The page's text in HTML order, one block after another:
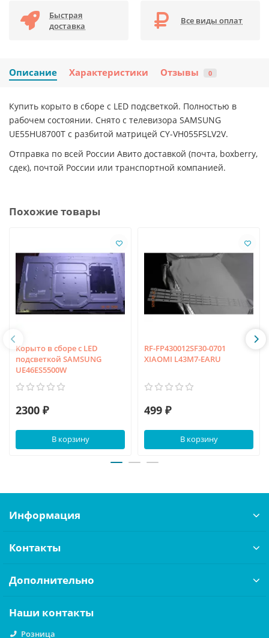
Быстрая
доставка
Все виды оплат
Описание Характеристики Отзывы 0
Купить корыто в сборе с LED подсветкой. Полностью в
рабочем состоянии. Снято с телевизора SAMSUNG
UE55HU8700T с разбитой матрицей CY-VH055FSLV2V.
Отправка по всей России Авито доставкой (почта, boxberry,
сдек), почтой России или транспортной компанией.
Похожие товары
Корыто в сборе с LED
подсветкой SAMSUNG
UE46ES5500W
2300 ₽
В корзину
RF-FP430012SF30-0701
XIAOMI L43M7-EARU
499 ₽
В корзину
Информация
Контакты
Дополнительно
Наши контакты
Розница